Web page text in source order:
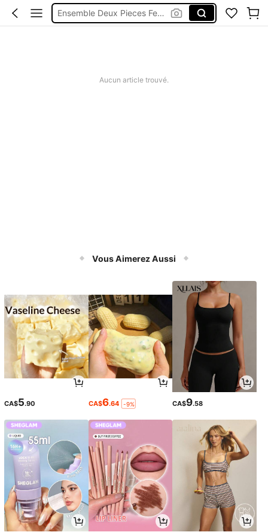
Maillot De Bain Femme
Aucun article trouvé.
Vous Aimerez Aussi
CA$5.90 CA$6.64 -9% CA$9.58